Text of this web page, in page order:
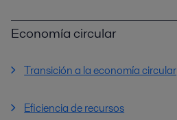
Economía circular
Transición a la economía circular
Eficiencia de recursos